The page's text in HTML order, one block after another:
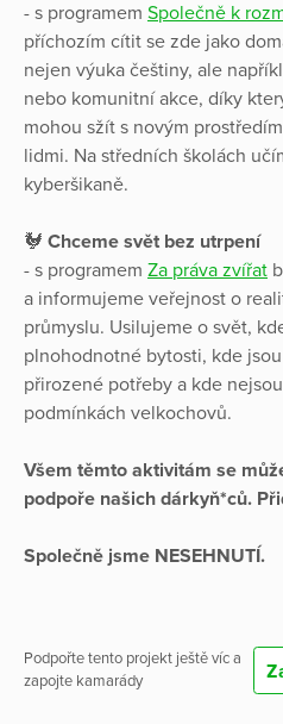
- s programem Společně k
příchozím cítit se zde jako
nejen výuka češtiny, ale
nebo komunitní akce, díky
mohou sžít s novým
lidmi. Na středních školách
kyberšikaně.
🐓 Chceme svět bez utrpení
- s programem Za práva zvířat
a informujeme veřejnost o
průmyslu. Usilujeme o svět,
plnohodnotné bytosti, kde
přirozené potřeby a kde
podmínkách velkochovů.
Všem těmto aktivitám se
podpoře našich dárkyň*ců.
Společně jsme NESEHNUTÍ.
Podpořte tento projekt ještě víc a
zapojte kamarády